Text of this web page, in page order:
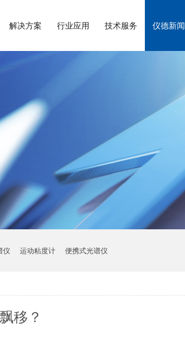
解决方案 行业应用 技术服务 仪德新闻
仪 运动粘度计 便携式光谱仪
移？